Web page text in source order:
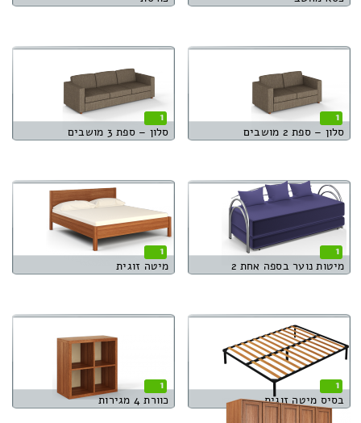
1
סלון – ספת 2 מושבים
1
סלון – ספת 3 מושבים
1
מיטות נוער בספה אחת 2
1
מיטה זוגית
1
בסיס מיטה זוגית
1
כוורת 4 מגירות